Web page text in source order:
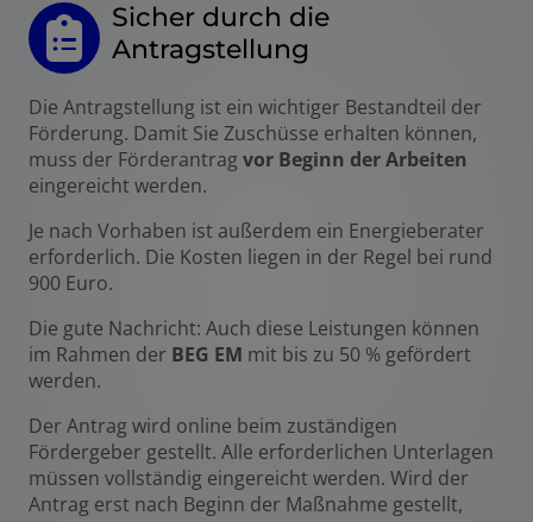
Sicher durch die
Antragstellung
Die Antragstellung ist ein wichtiger Bestandteil der
Förderung. Damit Sie Zuschüsse erhalten können,
muss der Förderantragvor Beginn der Arbeiten
eingereicht werden.
Je nach Vorhaben ist außerdem ein Energieberater
erforderlich. Die Kosten liegen in der Regel bei rund
900 Euro.
Die gute Nachricht: Auch diese Leistungen können
im Rahmen der BEG EM mit bis zu 50 % gefördert
werden.
Der Antrag wird online beim zuständigen
Fördergeber gestellt. Alle erforderlichen Unterlagen
müssen vollständig eingereicht werden. Wird der
Antrag erst nach Beginn der Maßnahme gestellt,